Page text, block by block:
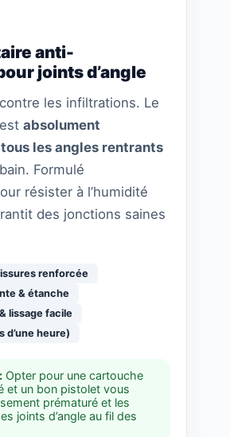
anti-
joints d’angle
les infiltrations. Le
absolument
les angles rentrants
Formulé
résister à l’humidité
des jonctions saines
renforcée
& étanche
lissage facile
d’une heure)
Opter pour une cartouche
et un bon pistolet vous
prématuré et les
joints d’angle au fil des